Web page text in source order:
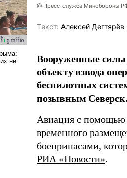
@ Пресс-служба Минобороны
Tекст: Алексей Дегтярёв
Вооруженные силы
объекту взвода
беспилотных
позывным Северск.
Авиация с помощью
временного
боеприпасами,
РИА «Новости».